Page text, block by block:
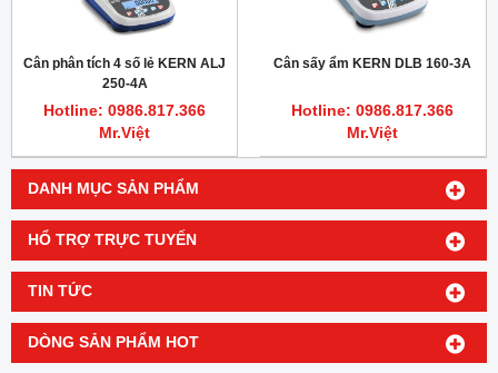
DANH MỤC SẢN PHẨM
HỔ TRỢ TRỰC TUYẾN
TIN TỨC
DÒNG SẢN PHẨM HOT
Cân phân tích 4 số lẻ KERN ALJ
250-4A
Hotline: 0986.817.366
Mr.Việt
Cân sấy ẩm KERN DLB 160-3A
Hotline: 0986.817.366
Mr.Việt